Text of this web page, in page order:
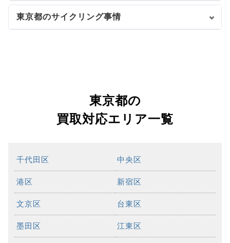
東京都のサイクリング事情
東京都の
買取対応エリア一覧
千代田区 中央区
港区 新宿区
文京区 台東区
墨田区 江東区